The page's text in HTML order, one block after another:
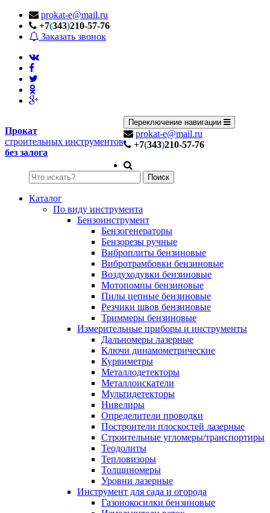
prokat-e@mail.ru
+7(343)210-57-76
Заказать звонок
Прокат
строительных инструментов
без залога
Переключение навигации
prokat-e@mail.ru
+7(343)210-57-76
Поиск
Каталог
По виду инструмента
Бензоинструмент
Бензогенераторы
Бензорезы ручные
Виброплиты бензиновые
Вибротрамбовки бензиновые
Воздуходувки бензиновые
Мотопомпы бензиновые
Пилы цепные бензиновые
Резчики швов бензиновые
Триммеры бензиновые
Измерительные приборы и инструменты
Дальномеры лазерные
Ключи динамометрические
Курвиметры
Металлодетекторы
Металлоискатели
Мультидетекторы
Нивелиры
Определители проводки
Построители плоскостей лазерные
Строительные угломеры/транспортиры
Теодолиты
Тепловизоры
Толщиномеры
Уровни лазерные
Инструмент для сада и огорода
Газонокосилки бензиновые